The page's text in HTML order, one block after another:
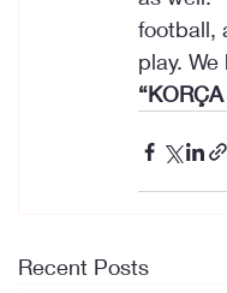
football,
play.
Recent Posts